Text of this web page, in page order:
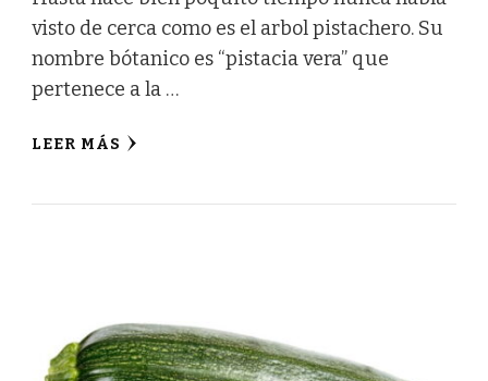
visto de cerca como es el arbol pistachero. Su
nombre bótanico es “pistacia vera” que
pertenece a la …
LEER MÁS